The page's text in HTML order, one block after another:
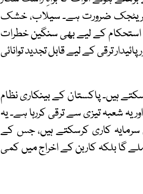
ضرورت ہے۔ سیلاب، خشک
استحکام کے لیے بھی سنگین خطرات
ترقی کے لیے قابل تجدید توانائی
ہیں۔ پاکستان کے بینکاری نظام
شعبہ تیزی سے ترقی کررہا ہے۔ یہ
سرمایہ کاری کرسکتے ہیں، جس کے
گا بلکہ کاربن کے اخراج میں کمی